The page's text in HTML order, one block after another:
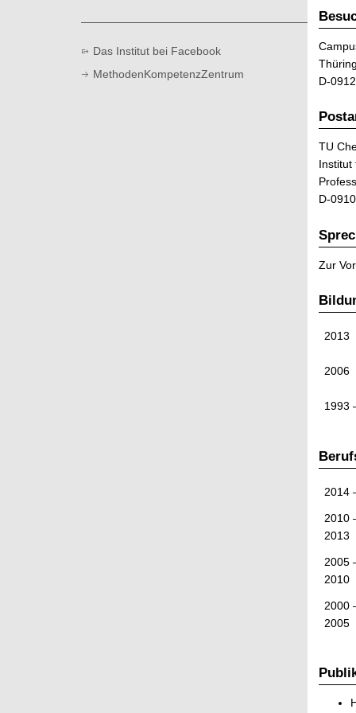
Das Institut bei Facebook
MethodenKompetenzZentrum
D-
TU
Institut
D-
Zur
2013
2006
1993
2014
2010
2013
2005
2010
2000
2005